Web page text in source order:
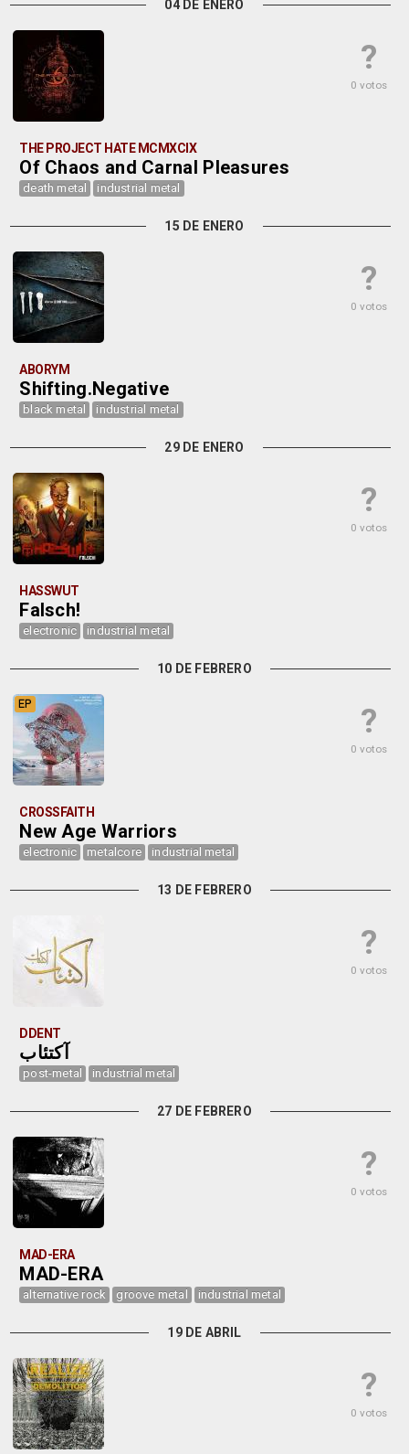
04 DE ENERO
?
0 votos
THE PROJECT HATE MCMXCIX
Of Chaos and Carnal Pleasures
death metal industrial metal
15 DE ENERO
?
0 votos
ABORYM
Shifting.Negative
black metal industrial metal
29 DE ENERO
?
0 votos
HASSWUT
Falsch!
electronic industrial metal
10 DE FEBRERO
?
0 votos
EP
CROSSFAITH
New Age Warriors
electronic metalcore industrial metal
13 DE FEBRERO
?
0 votos
DDENT
آكتئاب
post-metal industrial metal
27 DE FEBRERO
?
0 votos
MAD-ERA
MAD-ERA
alternative rock groove metal industrial metal
19 DE ABRIL
?
0 votos